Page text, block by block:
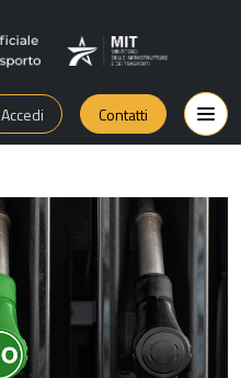
Accedi Contatti